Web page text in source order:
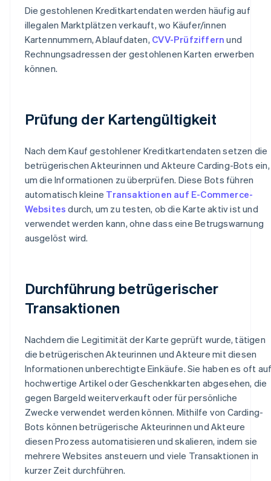
Die gestohlenen Kreditkartendaten werden häufig auf
illegalen Marktplätzen verkauft, wo Käufer/innen
Kartennummern, Ablaufdaten, CVV-Prüfziffern und
Rechnungsadressen der gestohlenen Karten erwerben
können.
Prüfung der Kartengültigkeit
Nach dem Kauf gestohlener Kreditkartendaten setzen die
betrügerischen Akteurinnen und Akteure Carding-Bots ein,
um die Informationen zu überprüfen. Diese Bots führen
automatisch kleine Transaktionen auf E-Commerce-
Websites durch, um zu testen, ob die Karte aktiv ist und
verwendet werden kann, ohne dass eine Betrugswarnung
ausgelöst wird.
Durchführung betrügerischer
Transaktionen
Nachdem die Legitimität der Karte geprüft wurde, tätigen
die betrügerischen Akteurinnen und Akteure mit diesen
Informationen unberechtigte Einkäufe. Sie haben es oft
hochwertige Artikel oder Geschenkkarten abgesehen, die
gegen Bargeld weiterverkauft oder für persönliche
Zwecke verwendet werden können. Mithilfe von Carding-
Bots können betrügerische Akteurinnen und Akteure
diesen Prozess automatisieren und skalieren, indem sie
mehrere Websites ansteuern und viele Transaktionen in
kurzer Zeit durchführen.